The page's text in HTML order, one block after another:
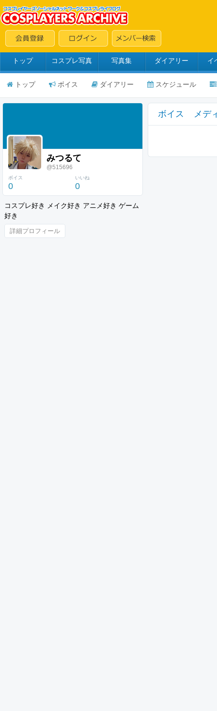
トップ コスプレ写真 写真集 ダイアリー イ
トップ ボイス ダイアリー スケジュール
みつるて
@515696
ボイス
0
いいね
0
コスプレ好き メイク好き アニメ好き ゲーム
好き
詳細プロフィール
ボイス メデ